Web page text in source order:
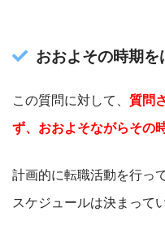
おおよその時期を
この質問に対して、 質問
ず、おおよそながらその
計画的に転職活動を行っ
スケジュールは決まって